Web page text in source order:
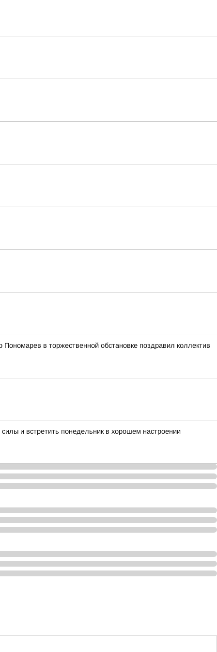
в торжественной обстановке поздравил коллектив
и встретить понедельник в хорошем настроении